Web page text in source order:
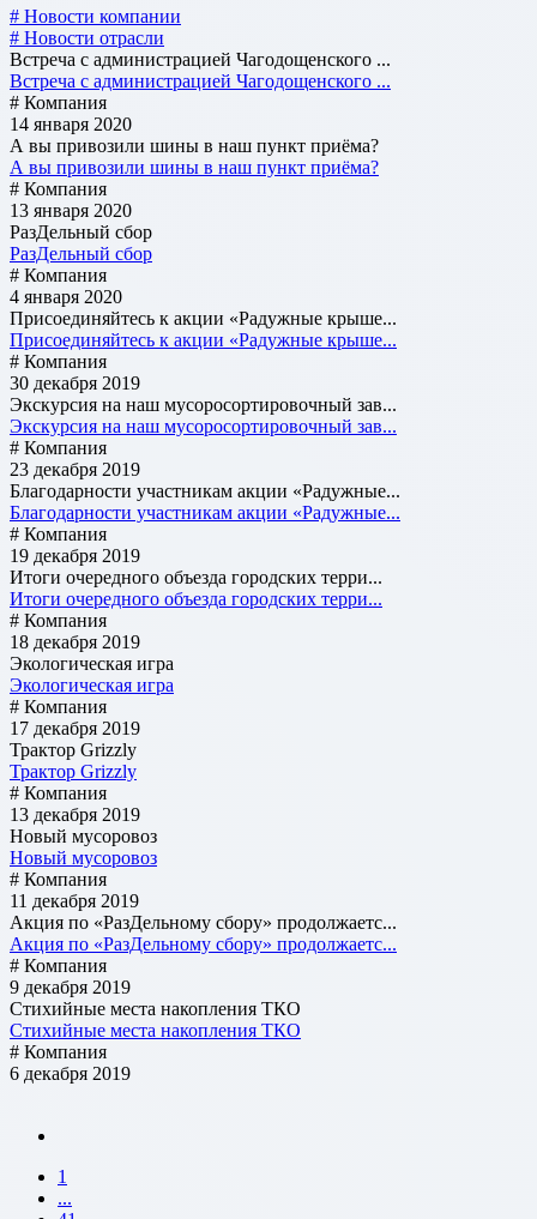
# Новости компании
# Новости отрасли
Встреча с администрацией Чагодощенского ...
Встреча с администрацией Чагодощенского ...
# Компания
14 января 2020
А вы привозили шины в наш пункт приёма?
А вы привозили шины в наш пункт приёма?
# Компания
13 января 2020
РазДельный сбор
РазДельный сбор
# Компания
4 января 2020
Присоединяйтесь к акции «Радужные крыше...
Присоединяйтесь к акции «Радужные крыше...
# Компания
30 декабря 2019
Экскурсия на наш мусоросортировочный зав...
Экскурсия на наш мусоросортировочный зав...
# Компания
23 декабря 2019
Благодарности участникам акции «Радужные...
Благодарности участникам акции «Радужные...
# Компания
19 декабря 2019
Итоги очередного объезда городских терри...
Итоги очередного объезда городских терри...
# Компания
18 декабря 2019
Экологическая игра
Экологическая игра
# Компания
17 декабря 2019
Трактор Grizzly
Трактор Grizzly
# Компания
13 декабря 2019
Новый мусоровоз
Новый мусоровоз
# Компания
11 декабря 2019
Акция по «РазДельному сбору» продолжаетс...
Акция по «РазДельному сбору» продолжаетс...
# Компания
9 декабря 2019
Стихийные места накопления ТКО
Стихийные места накопления ТКО
# Компания
6 декабря 2019
1
...